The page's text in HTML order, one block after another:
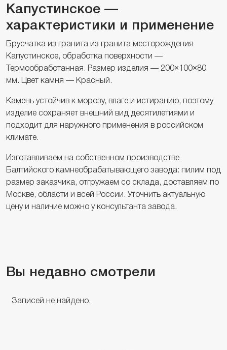
Капустинское —
характеристики и применение
Брусчатка из гранита из гранита месторождения
Капустинское, обработка поверхности —
Термообработанная. Размер изделия — 200×100×80
мм. Цвет камня — Красный.
Камень устойчив к морозу, влаге и истиранию, поэтому
изделие сохраняет внешний вид десятилетиями и
подходит для наружного применения в российском
климате.
Изготавливаем на собственном производстве
Балтийского камнеобрабатывающего завода: пилим под
размер заказчика, отгружаем со склада, доставляем по
Москве, области и всей России. Уточнить актуальную
цену и наличие можно у консультанта завода.
Вы недавно смотрели
Записей не найдено.